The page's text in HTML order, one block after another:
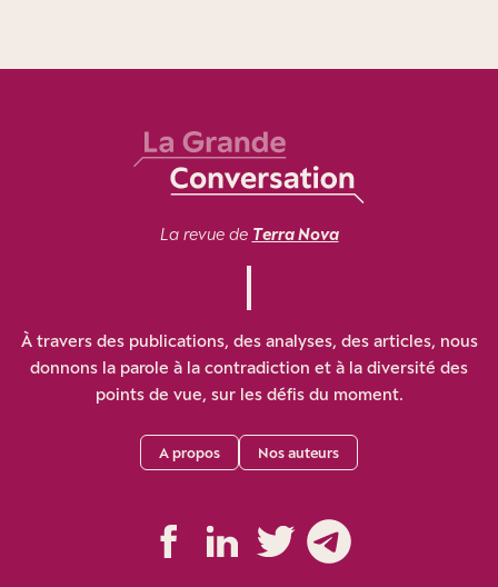
La revue de Terra Nova
À travers des publications, des analyses, des articles, nous
donnons la parole à la contradiction et à la diversité des
points de vue, sur les défis du moment.
A propos Nos auteurs